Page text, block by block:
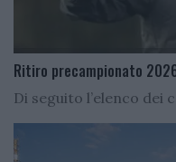
Ritiro precampionato
Di seguito l’elenco dei